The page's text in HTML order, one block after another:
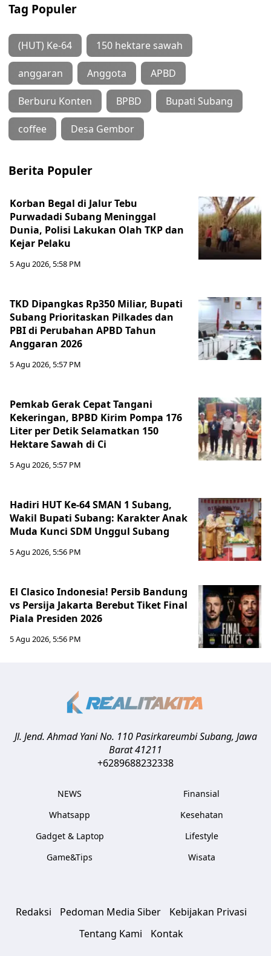
Tag Populer
(HUT) Ke-64 150 hektare sawah
anggaran Anggota APBD
Berburu Konten BPBD Bupati Subang
coffee Desa Gembor
Berita Populer
Korban Begal di Jalur Tebu
Purwadadi Subang Meninggal
Dunia, Polisi Lakukan Olah TKP dan
Kejar Pelaku
5 Agu 2026, 5:58 PM
TKD Dipangkas Rp350 Miliar, Bupati
Subang Prioritaskan Pilkades dan
PBI di Perubahan APBD Tahun
Anggaran 2026
5 Agu 2026, 5:57 PM
Pemkab Gerak Cepat Tangani
Kekeringan, BPBD Kirim Pompa 176
Liter per Detik Selamatkan 150
Hektare Sawah di Ci
5 Agu 2026, 5:57 PM
Hadiri HUT Ke-64 SMAN 1 Subang,
Wakil Bupati Subang: Karakter Anak
Muda Kunci SDM Unggul Subang
5 Agu 2026, 5:56 PM
El Clasico Indonesia! Persib Bandung
vs Persija Jakarta Berebut Tiket Final
Piala Presiden 2026
5 Agu 2026, 5:56 PM
Jl. Jend. Ahmad Yani No. 110 Pasirkareumbi Subang, Jawa
Barat41211
+6289688232338
NEWS
Whatsapp
Gadget & Laptop
Game&Tips
Finansial
Kesehatan
Lifestyle
Wisata
Redaksi Pedoman Media Siber
Kebijakan Privasi
Tentang Kami
Kontak